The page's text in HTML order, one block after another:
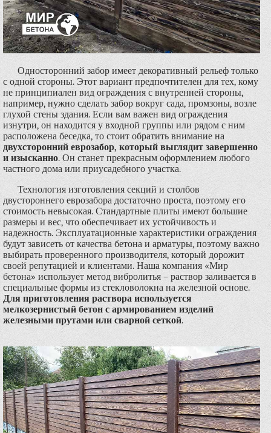
Односторонний забор имеет декоративный рельеф только
с одной стороны. Этот вариант предпочтителен для тех, кому
не принципиален вид ограждения с внутренней стороны,
например, нужно сделать забор вокруг сада, промзоны, возле
глухой стены здания. Если вам важен вид ограждения
изнутри, он находится у входной группы или рядом с ним
расположена беседка, то стоит обратить внимание на
двухсторонний еврозабор, который выглядит завершенно
и изысканно. Он станет прекрасным оформлением любого
частного дома или приусадебного участка.
Технология изготовления секций и столбов
двустороннего еврозабора достаточно проста, поэтому его
стоимость невысокая. Стандартные плиты имеют большие
размеры и вес, что обеспечивает их устойчивость и
надежность. Эксплуатационные характеристики ограждения
будут зависеть от качества бетона и арматуры, поэтому важно
выбирать проверенного производителя, который дорожит
своей репутацией и клиентами. Наша компания «Мир
бетона» использует метод вибролитья – раствор заливается в
специальные формы из стекловолокна на железной основе.
Для приготовления раствора используется
мелкозернистый бетон с армированием изделий
железными прутами или сварной сеткой.